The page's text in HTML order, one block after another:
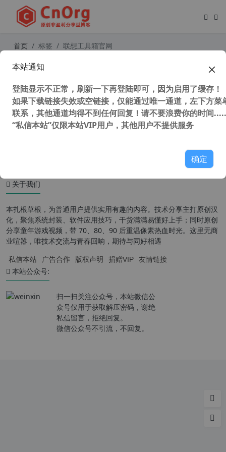
首页 标签 联想工具箱官网
关于我们
本扎根草根，为普通用户提供实用有趣的内容。技术分享主打原创汉
化，聚焦系统封装、软件应用技巧，干货满满易懂好上手；同时原创
分享童年游戏视频，带 70、80、90 后重温像素热血时光。这里无商
业喧嚣，唯技术交流与青春回响，期待与同好相遇
私信本站 广告合作 版权声明 捐赠VIP 友情链接
本站公众号:
扫一扫关注公众号，本站微信公
众号仅用于获取解压密码，谢绝
私信留言，拒绝回复。
微信公众号不引流，不回复。
本站通知
登陆显示不正常，刷新一下再登陆即可，因为启用了缓存！
如果下载链接失效或空链接，仅能通过唯一通道，左下方菜
联系，其他通道均得不到任何回复！请不要浪费你的时间
“私信本站”仅限本站VIP用户，其他用户不提供服务
确定